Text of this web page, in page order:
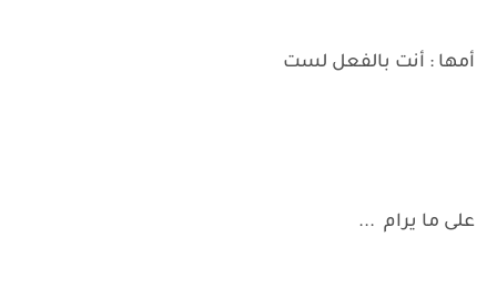
أمها : أنت بالفعل لست
على ما يرام ...